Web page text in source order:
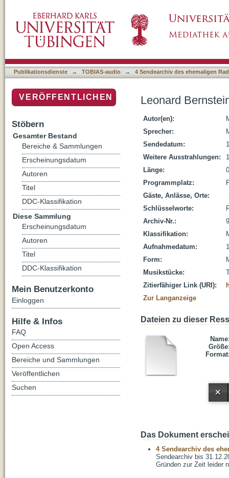
Publikationsdienste → TOBIAS-audio → 4 Sendearchiv des ehemaligen
Leonard
Autor(en):
Sprecher:
Sendedatum:
Weitere Ausstrahlungen:
Länge:
Programmplatz:
Gäste, Anlässe, Orte:
Schlüsselworte:
Archiv-Nr.:
Klassifikation:
Aufnahmedatum:
Form:
Musikstücke:
Zitierfähiger Link (URI):
Zur Langanzeige
Dateien zu dieser
Das Dokument
4 Sendearchiv des
Sendearchiv bis
Gründen zur Zeit leider
VERÖFFENTLICHEN
Stöbern
Gesamter Bestand
Bereiche & Sammlungen
Erscheinungsdatum
Autoren
Titel
DDC-Klassifikation
Diese Sammlung
Erscheinungsdatum
Autoren
Titel
DDC-Klassifikation
Mein Benutzerkonto
Einloggen
Hilfe & Infos
FAQ
Open Access
Bereiche und Sammlungen
Veröffentlichen
Suchen